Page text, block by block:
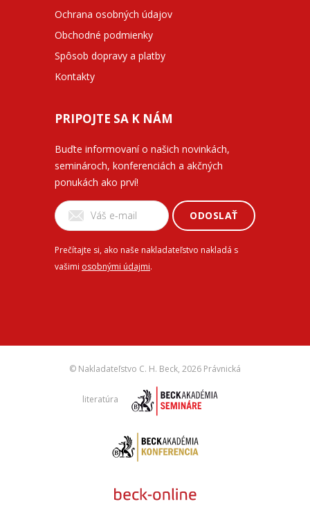
Ochrana osobných údajov
Obchodné podmienky
Spôsob dopravy a platby
Kontakty
PRIPOJTE SA K NÁM
Buďte informovaní o našich novinkách,
seminároch, konferenciách a akčných
ponukách ako prví!
ODOSLAŤ
Prečítajte si, ako naše nakladateľstvo nakladá s
vašimi osobnými údajmi.
© Nakladateľstvo C. H. Beck, 2026 Právnická
literatúra